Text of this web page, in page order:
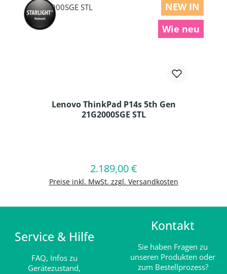
NEW IN
Wie neu
Lenovo ThinkPad P14s 5th Gen
21G2000SGE STL
Regulärer Preis:
2.189,00 €
Preise inkl. MwSt. zzgl. Versandkosten
In den Warenkorb
Service & Hilfe
FAQ, Infos zu
Gerätezustand,
Kontakt
Sie haben Fragen zu
unseren Produkten oder
zum Bestellprozess?